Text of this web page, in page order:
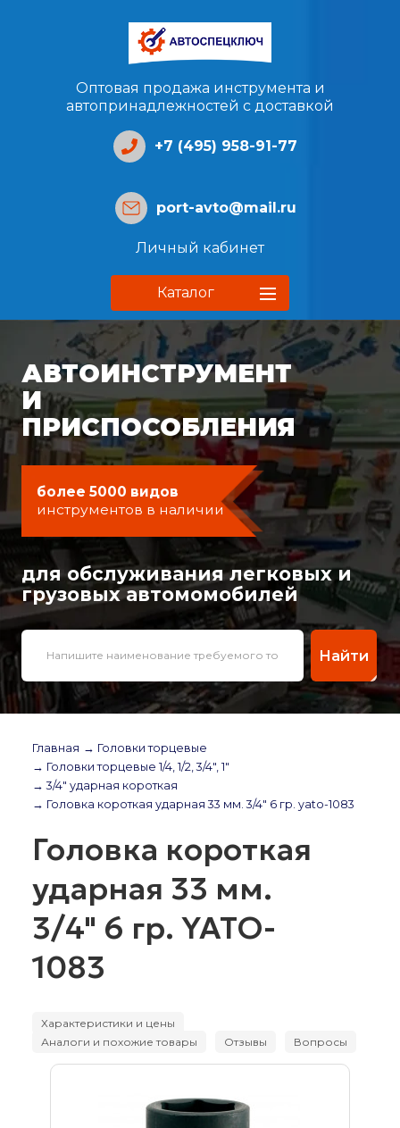
Оптовая продажа инструмента и
автопринадлежностей с доставкой
+7 (495) 958-91-77
port-avto@mail.ru
Личный кабинет
Каталог
АВТОИНСТРУМЕНТ
И
ПРИСПОСОБЛЕНИЯ
более 5000 видов
инструментов в наличии
для обслуживания легковых и
грузовых автомомобилей
Найти
Главная → Головки торцевые
→ Головки торцевые 1/4, 1/2, 3/4", 1"
→ 3/4" ударная короткая
→ Головка короткая ударная 33 мм. 3/4" 6 гр. yato-1083
Головка короткая
ударная 33 мм.
3/4" 6 гр. YATO-
1083
Характеристики и цены
Аналоги и похожие товары
Отзывы Вопросы